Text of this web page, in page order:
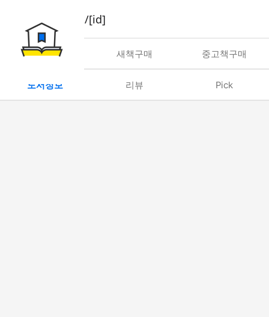
book/rent/[id]
대여 새책구매 중고책구매
도서정보 리뷰 Pick